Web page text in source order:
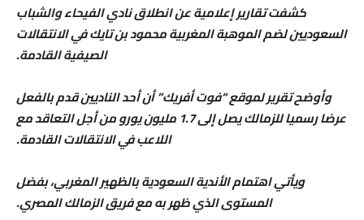
كشفت تقارير إعلامية عن انطلاق نادي الفيحاء والشباب
السعوديين لضم الموهبة المغربية محمود بن تايك في الانتقالات
الصيفية القادمة.
وأوضح تقرير لموقع “فوت أفريك” أن أحد الناديين قدم بالفعل
عرضا رسميا للزمالك يصل إلى 1.7 مليون يورو من أجل التعاقد مع
اللاعب في الانتقالات القادمة.
ويأتي اهتمام الأندية السعودية بالظهير المغربي، بفضل
المستوى الذي ظهر به مع فريق الزمالك المصري.